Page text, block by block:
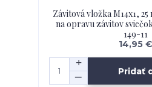
Závitová vložka M14x1,
na opravu závitov
149-11
14,95 €
Pridať